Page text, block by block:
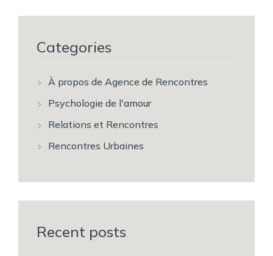
Categories
À propos de Agence de Rencontres
Psychologie de l'amour
Relations et Rencontres
Rencontres Urbaines
Recent posts